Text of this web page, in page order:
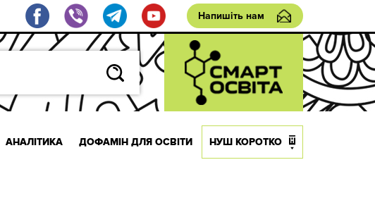
Напишіть нам
АНАЛІТИКА ДОФАМІН ДЛЯ ОСВІТИ НУШ КОРОТКО